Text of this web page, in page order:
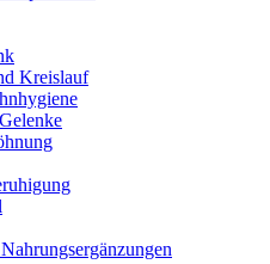
Kreislauf